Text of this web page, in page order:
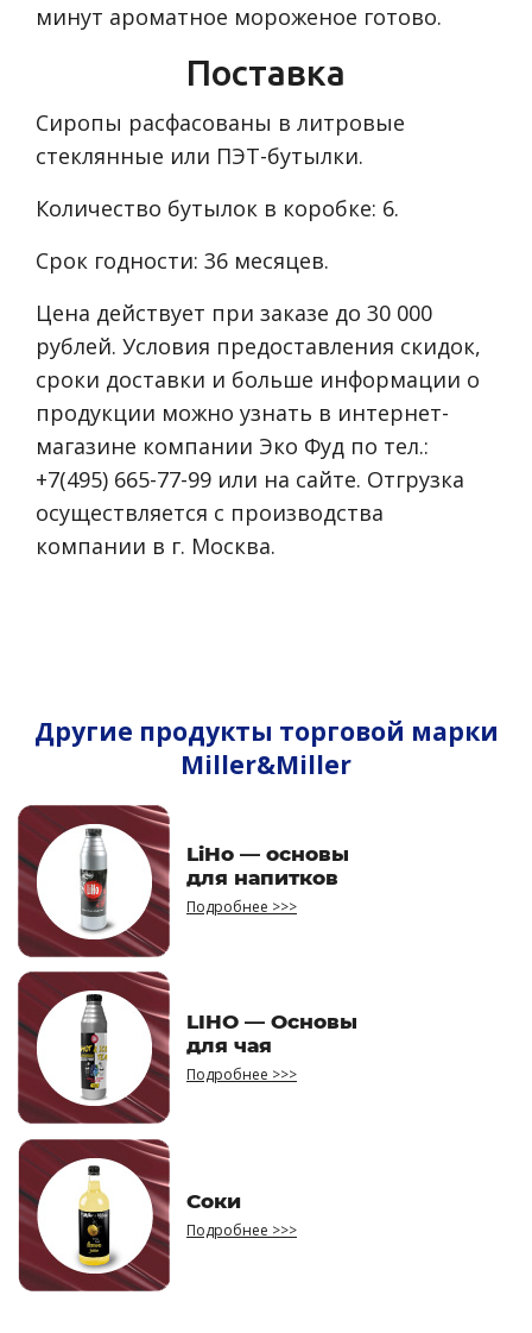
минут ароматное мороженое готово.
Поставка
Сиропы расфасованы в литровые
стеклянные или ПЭТ-бутылки.
Количество бутылок в коробке: 6.
Срок годности: 36 месяцев.
Цена действует при заказе до 30 000
рублей. Условия предоставления скидок,
сроки доставки и больше информации о
продукции можно узнать в интернет-
магазине компании Эко Фуд по тел.:
+7(495) 665-77-99 или на сайте. Отгрузка
осуществляется с производства
компании в г. Москва.
Другие продукты торговой марки
Miller&Miller
LiHo — основы
для напитков
Подробнее >>>
LIHO — Основы
для чая
Подробнее >>>
Соки
Подробнее >>>